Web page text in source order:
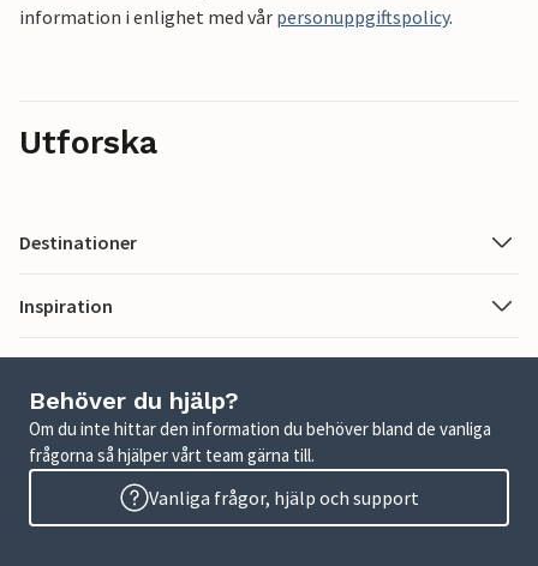
information i enlighet med vår personuppgiftspolicy.
Utforska
Destinationer
Inspiration
Behöver du hjälp?
Om du inte hittar den information du behöver bland de vanliga
frågorna så hjälper vårt team gärna till.
Vanliga frågor, hjälp och support